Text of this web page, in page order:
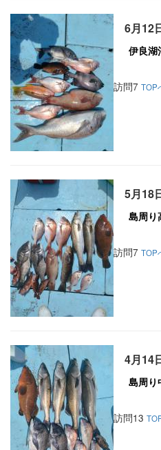
6月12
訪問7 TOP
5月18
訪問7 TOP
4月14
訪問13